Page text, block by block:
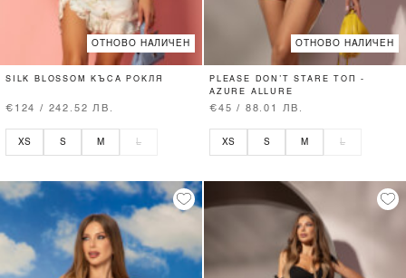
ОТНОВО НАЛИЧЕН
SILK BLOSSOM КЪСА РОКЛЯ
€124 / 242.52 ЛВ.
XS S M L
ОТНОВО НАЛИЧЕН
PLEASE DON’T STARE ТОП -
AZURE ALLURE
€45 / 88.01 ЛВ.
XS S M L